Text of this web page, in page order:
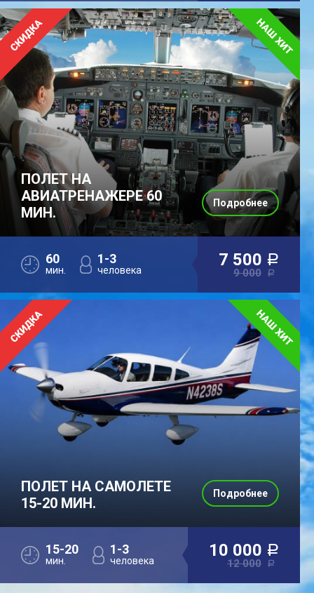
ПОЛЕТ НА
АВИАТРЕНАЖЕРЕ 60
МИН.
60
мин.
1-3
человека
7 500 a
9 000 a
Подробнее
ПОЛЕТ НА САМОЛЕТЕ
15-20 МИН.
15-20
мин.
1-3
человека
10 000 a
12 000 a
Подробнее